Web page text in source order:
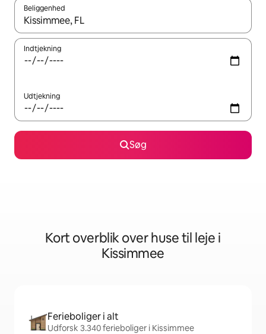
Beliggenhed
Når resultaterne er tilgængelige, skal du navigere med
Indtjekning
Udtjekning
Søg
Kort overblik over huse til leje i
Kissimmee
Ferieboliger i alt
Udforsk 3.340 ferieboliger i Kissimmee